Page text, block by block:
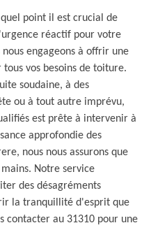
point il est crucial de
réactif pour votre
nous engageons à offrir une
vos besoins de toiture.
soudaine, à des
ou à tout autre imprévu,
est prête à intervenir à
approfondie des
nous nous assurons que
Notre service
des désagréments
la tranquillité d'esprit que
contacter au 31310 pour une